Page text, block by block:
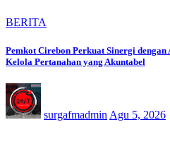
BERITA
Pemkot Cirebon Perkuat Sinergi
Kelola Pertanahan yang Akuntabel
surgafmadmin Agu 5, 2026